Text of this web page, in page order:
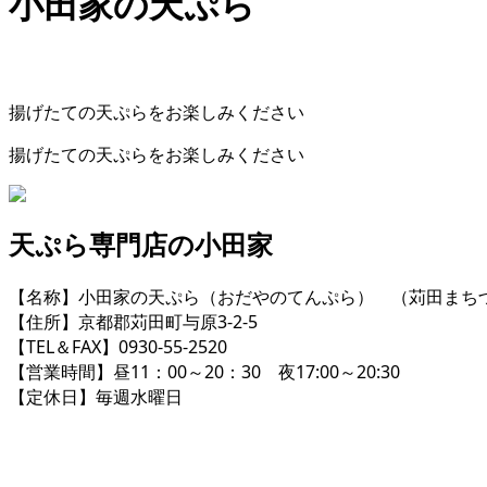
揚げたての天ぷらをお楽しみください
揚げたての天ぷらをお楽しみください
天ぷら専門店の小田家
【名称】小田家の天ぷら（おだやのてんぷら） （苅田まち
【住所】京都郡苅田町与原3-2-5
【TEL＆FAX】0930-55-2520
【営業時間】昼11：00～20：30 夜17:00～20:30
【定休日】毎週水曜日